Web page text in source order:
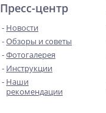
Пресс-центр
Новости
Обзоры и советы
Фотогалерея
Инструкции
Наши
рекомендации